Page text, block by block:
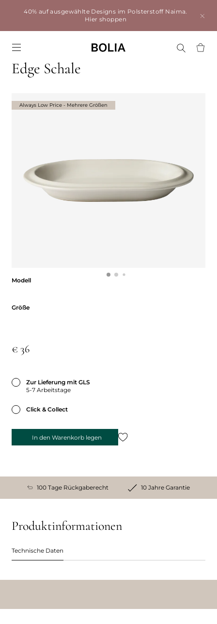
40% auf ausgewählte Designs im Polsterstoff Naima.
Hier shoppen
Edge Schale
Modell
Größe
€ 36
Zur Lieferung mit GLS
5-7 Arbeitstage
Click & Collect
In den Warenkorb legen
Always Low Price - Mehrere Größen
100 Tage Rückgaberecht 10 Jahre Garantie
Produktinformationen
Technische Daten